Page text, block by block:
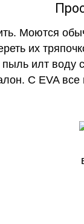
Моются
их
илт воду
С EVA все